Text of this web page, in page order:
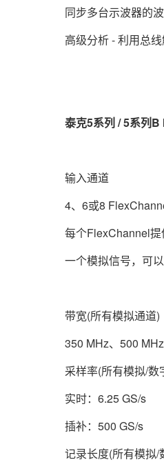
同步多台示波器的
高级分析 - 利用总
泰克5系列 / 5系列
输入通道
4、6或8
每个FlexChannel提
一个模拟信号，可
带宽(所有模拟通道)
350 MHz、500
采样率(所有模拟/数
实时：6.25 GS/s
插补：500 GS/s
记录长度(所有模拟/